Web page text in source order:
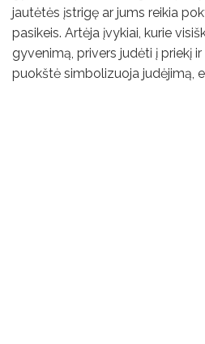
jautėtės įstrigę ar jums reikia
pasikeis. Artėja įvykiai, kurie
gyvenimą, privers judėti į priekį
puokštė simbolizuoja judėjimą,